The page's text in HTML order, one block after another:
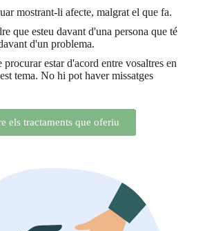
mostrant-li afecte, malgrat el que fa.
que esteu davant d'una persona que té
d'un problema.
procurar estar d'acord entre vosaltres en
tema. No hi pot haver missatges
els tractaments que oferiu